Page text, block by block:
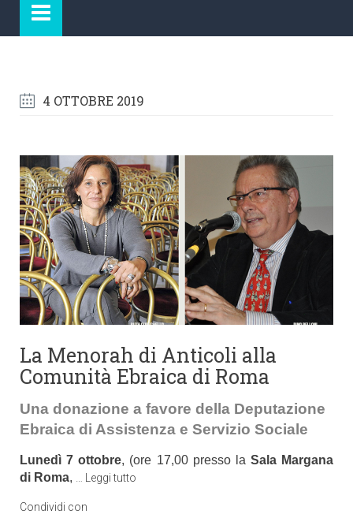
4 OTTOBRE 2019
La Menorah di Anticoli alla
Comunità Ebraica di Roma
Una donazione a favore della Deputazione
Ebraica di Assistenza e Servizio Sociale
Lunedì 7 ottobre, (ore 17,00 presso la Sala Margana
di Roma, Leggi tutto
Condividi con